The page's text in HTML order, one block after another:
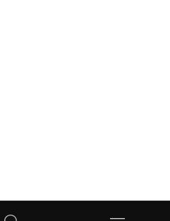
and master class techniques.